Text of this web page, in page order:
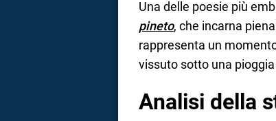
Una delle poesie più
pineto, che incarna
rappresenta un
vissuto sotto una
Analisi della